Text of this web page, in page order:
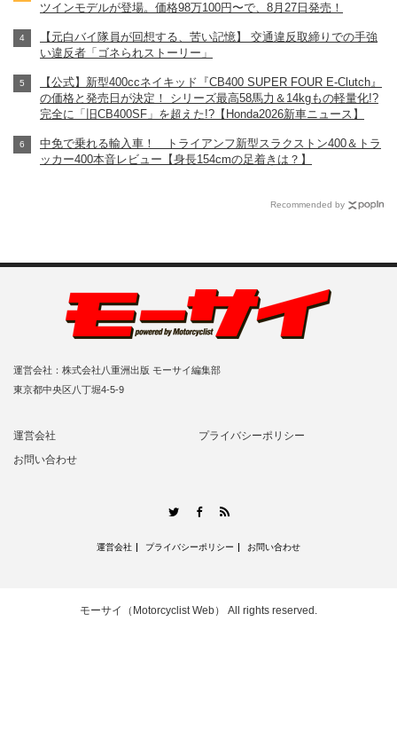
ツインモデルが登場。価格98万100円〜で、8月27日発売！
【元白バイ隊員が回想する、苦い記憶】 交通違反取締りでの手強
い違反者「ゴネられストーリー」
【公式】新型400ccネイキッド『CB400 SUPER FOUR E-Clutch』
の価格と発売日が決定！ シリーズ最高58馬力＆14kgもの軽量化!?
完全に「旧CB400SF」を超えた!?【Honda2026新車ニュース】
中免で乗れる輸入車！ トライアンフ新型スラクストン400＆トラ
ッカー400本音レビュー【身長154cmの足着きは？】
Recommended by
運営会社：株式会社八重洲出版 モーサイ編集部
東京都中央区八丁堀4-5-9
運営会社
プライバシーポリシー
お問い合わせ
TwitterFacebook
運営会社 プライバシーポリシー お問い合わせ
モーサイ（Motorcyclist Web） All rights reserved.